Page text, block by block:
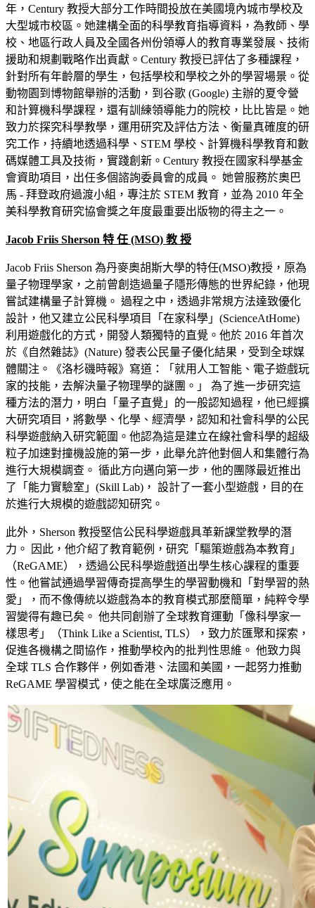
年，Century 教授大部分工作時間投放在美國境內城市學校及
大型城市校區。她建構全面的科學教育指導資料，為教師、學
校、地區行政人員及全國各州份領導人的教育專業發展、技術
援助和規劃戰略作出貢獻。Century 教授已評估了多種課程，
針對所有年齡層的學生，包括學校和學校之外的學習場景。從
動物園到博物館舉辦的活動，到谷歌 (Google) 主辦的夏令營
和計算機科學課程，還有訓練領導能力的院校，比比皆是。她
致力於探究科學教學，運用研究及評估方法、衡量真確度的研
究工作，持續地透過科學、STEM 學校、計算機科學教育和數
碼媒體工具及技術，實踐創新。Century 教授在國家科學基金
會資助項目，出任多個諮詢委員會的成員。 她曾服務於奧巴
馬 - 拜登政府過渡小組，專注於 STEM 教育，並為 2010 年全
美科學教育研究協會獎之年度最重要出版物的得主之一。
Jacob Friis Sherson 特 任 (MSO) 教 授
Jacob Friis Sherson 為丹麥奧胡斯大學的特任(MSO)教授，原為
量子物理學家，之前曾創造過量子隱形傳態的世界紀錄，他現
嘗試建構量子計算機。 過程之中，透過非常規方法達致優化
設計，他又建立公民科學項目「在家科學」(ScienceAtHome)
利用遊戲化的方式，開發人類獨特的直覺。他於 2016 年首次
於《自然雜誌》(Nature) 發表公民量子優化結果，受到全球媒
體關注。《洛杉磯時報》寫道：「就用人工智能、電子遊戲玩
家的技能，去解決量子物理學的謎團。」 為了進一步研究這
種方法的潛力，明白「量子直覺」的一般認知過程，他已經擴
大研究項目，將數學、化學、經濟學，認知和社會科學的公民
科學遊戲納入研究範圍。他認為這是建立在線社會科學的超級
粒子加速對撞機設施的第一步，此舉允許他對個人和集體行為
進行大規模調查。 循此方向邁向第一步，他的團隊最近推出
了「能力實驗室」(Skill Lab)， 設計了一套小型遊戲，目的在
於進行大規模的遊戲認知研究。
此外，Sherson 教授堅信公民科學遊戲具革新課堂教學的潛
力。 因此，他介紹了教育範例，研究「驅策遊戲為本教育」
（ReGAME），透過公民科學遊戲道出學生核心課程的重要
性。他嘗試通過學習傳奇提高學生的學習動機和「對學習的熱
愛」，而不像傳統以遊戲為本的教育模式那麼簡單，純粹令學
習變得有趣已矣。 他共同創辦了全球教育運動「像科學家一
樣思考」（Think Like a Scientist, TLS），致力於匯聚和探索，
促進各機構之間協作，推動學校內的批判性思維。 他致力與
全球 TLS 合作夥伴，例如香港、法國和美國，一起努力推動
ReGAME 學習模式，使之能在全球廣泛應用。